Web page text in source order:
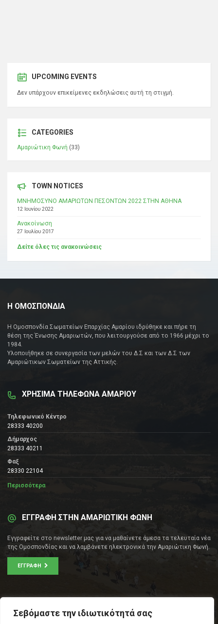
Σεβόμαστε την ιδιωτικότητά σας
UPCOMING EVENTS
Δεν υπάρχουν επικείμενες εκδηλώσεις αυτή τη στιγμή.
CATEGORIES
Αμαριώτικη Φωνή (33)
TOWN NOTICES
ΜΝΗΜΟΣΥΝΟ ΑΜΑΡΙΩΤΩΝ ΠΕΣΟΝΤΩΝ 2022 ΣΤΗΝ ΑΘΗΝΑ
12 Ιουνίου 2022
Ανακοίνωση
27 Ιουλίου 2017
Δείτε όλες τις ανακοινώσεις
Η ΟΜΟΣΠΟΝΔΙΑ
Η Ομοσπονδία Σωματείων Επαρχίας Αμαρίου ιδρύθηκε και πήρε τη
θέση της Ένωσης Αμαριωτών, που λειτουργούσε από το 1966 μέχρι το
1984.
Υλοποιήθηκε σε συνεργασία των μελών του Δ.Σ και των Δ.Σ των
Αμαριώτικων Σωματείων της Αττικής.
ΧΡΗΣΙΜΑ ΤΗΛΕΦΩΝΑ ΑΜΑΡΙΟΥ
Τηλεφωνικό Κέντρο
28333 40200
Δήμαρχος
28333 40211
Φαξ
28330 22104
Περισσότερα
ΕΓΓΡΑΦΗ ΣΤΗΝ ΑΜΑΡΙΩΤΙΚΗ ΦΩΝΗ
Εγγραφείτε στο newsletter μας για να μαθαίνετε άμεσα τα τελευταία νέα
της Ομοσπονδίας και να λαμβάνετε ηλεκτρονικά την Αμαριώτικη Φωνή.
ΕΓΓΡΑΦΉ